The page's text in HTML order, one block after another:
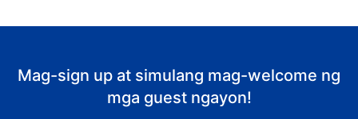
Mag-sign up at simulang mag-welcome ng
mga guest ngayon!